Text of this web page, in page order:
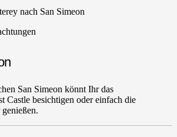
nach San Simeon
San Simeon könnt Ihr das
Castle besichtigen oder einfach die